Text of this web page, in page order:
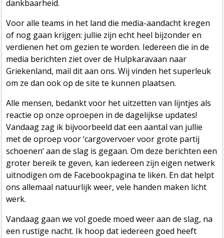
dankbaarheid.
Voor alle teams in het land die media-aandacht kregen
of nog gaan krijgen: jullie zijn echt heel bijzonder en
verdienen het om gezien te worden. Iedereen die in de
media berichten ziet over de Hulpkaravaan naar
Griekenland, mail dit aan ons. Wij vinden het superleuk
om ze dan ook op de site te kunnen plaatsen.
Alle mensen, bedankt voor het uitzetten van lijntjes als
reactie op onze oproepen in de dagelijkse updates!
Vandaag zag ik bijvoorbeeld dat een aantal van jullie
met de oproep voor ‘cargovervoer voor grote partij
schoenen’ aan de slag is gegaan. Om deze berichten een
groter bereik te geven, kan iedereen zijn eigen netwerk
uitnodigen om de Facebookpagina te liken. En dat helpt
ons allemaal natuurlijk weer, vele handen maken licht
werk.
Vandaag gaan we vol goede moed weer aan de slag, na
een rustige nacht. Ik hoop dat iedereen goed heeft